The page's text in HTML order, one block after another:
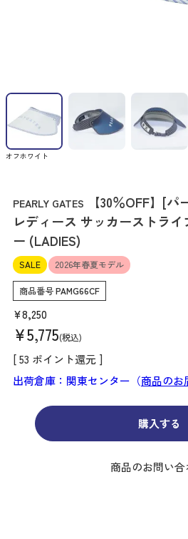
オフホワイト
PEARLY GATES
【30％OFF】[
レディース サッカーストラ
ー (LADIES)
SALE 2026年春夏モデル
商品番号PAMG66CF
¥8,250
¥5,775 税込
[53 ポイント還元 ]
出荷倉庫：関東センター（商品のお
購入する
商品のお問い合